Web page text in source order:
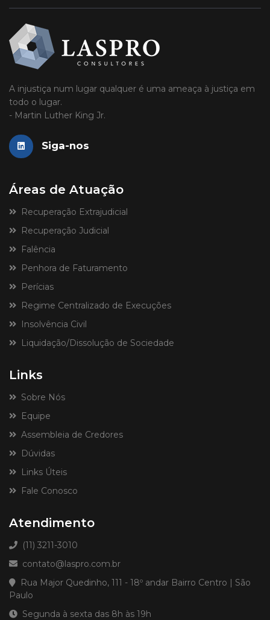
A injustiça num lugar qualquer é uma ameaça à justiça em
todo o lugar.
- Martin Luther King Jr.
Siga-nos
Áreas de Atuação
Recuperação Extrajudicial
Recuperação Judicial
Falência
Penhora de Faturamento
Perícias
Regime Centralizado de Execuções
Insolvência Civil
Liquidação/Dissolução de Sociedade
Links
Sobre Nós
Equipe
Assembleia de Credores
Dúvidas
Links Úteis
Fale Conosco
Atendimento
(11) 3211-3010
contato@laspro.com.br
Rua Major Quedinho, 111 - 18º andar Bairro Centro | São
Paulo
Segunda à sexta das 8h às 19h